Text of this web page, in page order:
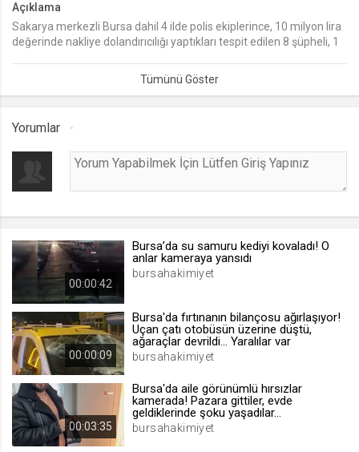
lang
.web.tv
Seçilen dil tercihini tutmak
.web.tv
[hash]
.web.tv
channelCategories
Site içeriği önerme
1 yıl
Açıklama
Sakarya merkezli Bursa dahil 4 ilde polis ekiplerince, 10 milyon lira
değerinde nakliye dolandırıcılığı yaptıkları tespit edilen 8 şüpheli, 1
yakalandı. Adliyeye sevk edilen şüphelilerden 4’ü tutuklanırken, 4’ü
adli kontrolle serbest bırakıldı.
Yorumlar
00:00:42
Bursa’da su samuru kediyi kovaladı! O
anlar kameraya yansıdı
bursahakimiyet
00:00:09
Bursa'da fırtınanın bilançosu ağırlaşıyor!
Uçan çatı otobüsün üzerine düştü,
ağaraçlar devrildi... Yaralılar var
bursahakimiyet
00:03:35
Bursa'da aile görünümlü hırsızlar
kamerada! Pazara gittiler, evde
geldiklerinde şoku yaşadılar...
bursahakimiyet